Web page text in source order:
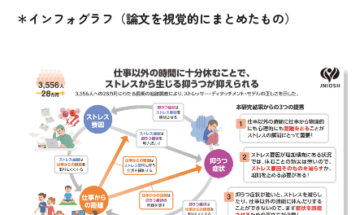
＊インフォグラフ（論文を視覚的にまとめたもの）